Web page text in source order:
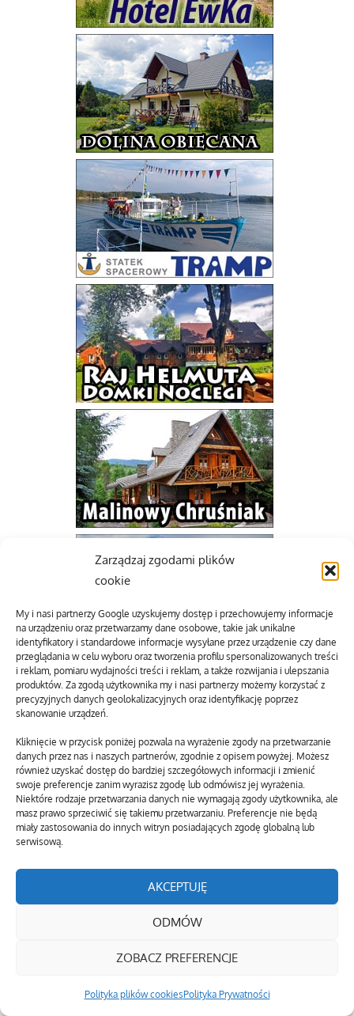
Zarządzaj zgodami plików
cookie
My i nasi partnerzy Google uzyskujemy dostęp i przechowujemy informacje
na urządzeniu oraz przetwarzamy dane osobowe, takie jak unikalne
identyfikatory i standardowe informacje wysyłane przez urządzenie czy dane
przeglądania w celu wyboru oraz tworzenia profilu spersonalizowanych treści
i reklam, pomiaru wydajności treści i reklam, a także rozwijania i ulepszania
produktów. Za zgodą użytkownika my i nasi partnerzy możemy korzystać z
precyzyjnych danych geolokalizacyjnych oraz identyfikację poprzez
skanowanie urządzeń.
Kliknięcie w przycisk poniżej pozwala na wyrażenie zgody na przetwarzanie
danych przez nas i naszych partnerów, zgodnie z opisem powyżej. Możesz
również uzyskać dostęp do bardziej szczegółowych informacji i zmienić
swoje preferencje zanim wyrazisz zgodę lub odmówisz jej wyrażenia.
Niektóre rodzaje przetwarzania danych nie wymagają zgody użytkownika, ale
masz prawo sprzeciwić się takiemu przetwarzaniu. Preferencje nie będą
miały zastosowania do innych witryn posiadających zgodę globalną lub
serwisową.
AKCEPTUJĘ
ODMÓW
ZOBACZ PREFERENCJE
Polityka plików cookiesPolityka Prywatności